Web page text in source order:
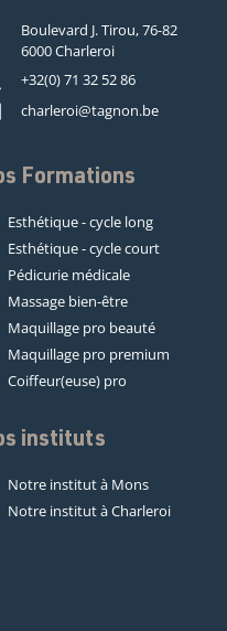
Boulevard J. Tirou, 76-82
6000 Charleroi
+32(0) 71 32 52 86
charleroi@tagnon.be
Formations
Esthétique - cycle long
Esthétique - cycle court
Pédicurie médicale
Massage bien-être
Maquillage pro beauté
Maquillage pro premium
Coiffeur(euse) pro
instituts
Notre institut à Mons
Notre institut à Charleroi